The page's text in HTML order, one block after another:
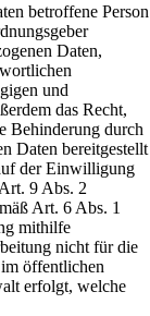
betroffene Person
Daten,
und
das Recht,
Behinderung durch
Daten bereitgestellt
der Einwilligung
9 Abs. 2
Art. 6 Abs. 1
mithilfe
nicht für die
öffentlichen
erfolgt, welche